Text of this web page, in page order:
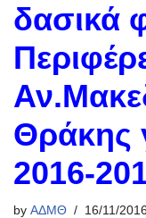
δασικά
Θράκης
2016-
by ΑΔΜΘ 16/11/2016